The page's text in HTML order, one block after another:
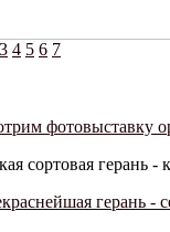
3 4 5 6 7
фотовыставку
сортовая герань -
герань -